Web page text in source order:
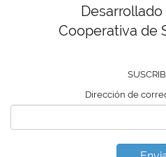
Cooperativa de
Dirección de